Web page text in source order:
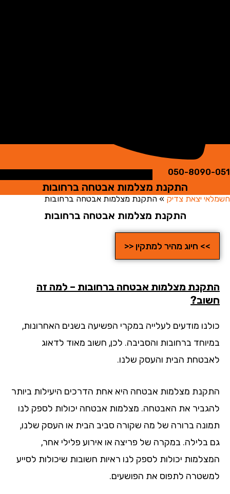
050-
התקנת מצלמות אבטחה ברחובות
יצאת צדיק »התקנת מצלמות אבטחה ברחובות
התקנת מצלמות אבטחה ברחובות
>> חיוג מהיר למתקין <<
מצלמות אבטחה ברחובות – למה זה
מודעים לעלייה במקרי הפשיעה בשנים האחרונות,
ברחובות והסביבה. לכן, חשוב מאוד לדאוג
הבית והעסק שלנו.
מצלמות אבטחה היא אחת הדרכים היעילות ביותר
את האבטחה. מצלמות אבטחה יכולות לספק לנו
ברורה של מה שקורה סביב הבית או העסק שלנו,
בלילה. במקרה של פריצה או אירוע פלילי אחר,
יכולות לספק לנו ראיות חשובות שיכולות לסייע
לתפוס את הפושעים.